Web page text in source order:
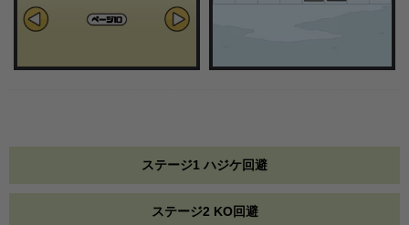
ステージ1 ハジケ回避
ステージ2 KO回避